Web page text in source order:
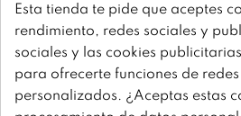
agresión de Rusia contra Ucrania
SALPESCA, S.L. ha recibido una ayuda de la
Esta tienda te pide que aceptes
rendimiento, redes sociales y
sociales y las cookies
para ofrecerte funciones de
personalizados. ¿Aceptas estas